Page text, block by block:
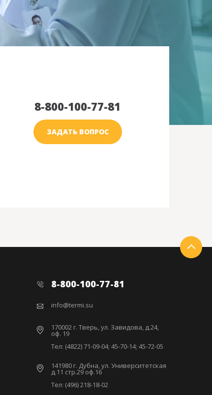
8-800-100-77-81
ЗАДАТЬ ВОПРОС
8-800-100-77-81
info@termi.su
170002 г. Тверь, ул. Завидова, д.24,
оф. 19
Тел: (4822) 71-09-04; 45-70-14; 45-72-05
141980 г. Дубна, ул. Университетская
д.11 стр.29 оф.16
Тел: (496) 218-18-02